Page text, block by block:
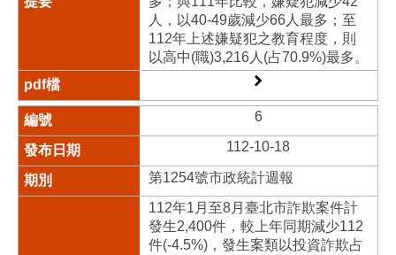
人，以40-49歲減少66人最多；至
112年上述嫌疑犯之教育程度，則
以高中(職)3,216人(占70.9%)最多。
6
112-10-18
第1254號市政統計週報
112年1月至8月臺北市詐欺案件計
發生2,400件，較上年同期減少112
件(-4.5%)，發生案類以投資詐欺占